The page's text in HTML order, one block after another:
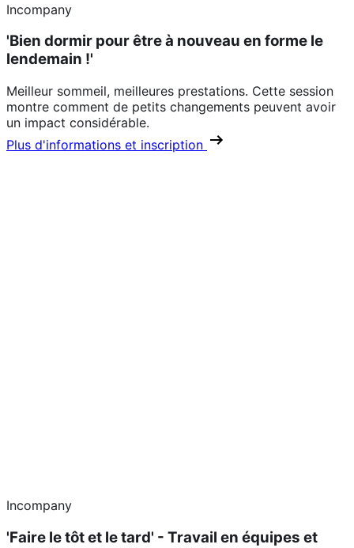
Incompany
'Bien dormir pour être à nouveau en forme le
lendemain !'
Meilleur sommeil, meilleures prestations. Cette session
montre comment de petits changements peuvent avoir
un impact considérable.
Plus d'informations et inscription
Incompany
'Faire le tôt et le tard' - Travail en équipes et